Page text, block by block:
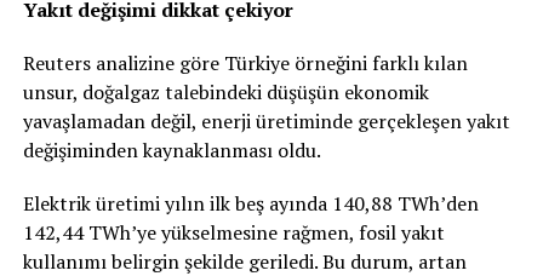
Yakıt değişimi dikkat çekiyor
Reuters analizine göre Türkiye örneğini farklı kılan
unsur, doğalgaz talebindeki düşüşün ekonomik
yavaşlamadan değil, enerji üretiminde gerçekleşen yakıt
değişiminden kaynaklanması oldu.
Elektrik üretimi yılın ilk beş ayında 140,88 TWh’den
142,44 TWh’ye yükselmesine rağmen, fosil yakıt
kullanımı belirgin şekilde geriledi. Bu durum, artan